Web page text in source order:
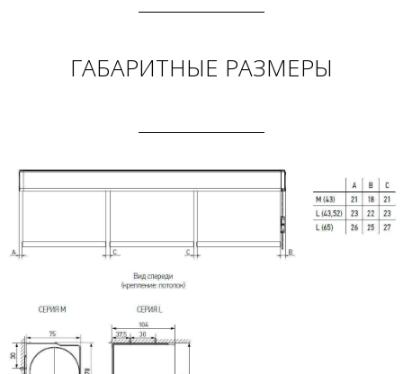
ГАБАРИТНЫЕ РАЗМЕРЫ